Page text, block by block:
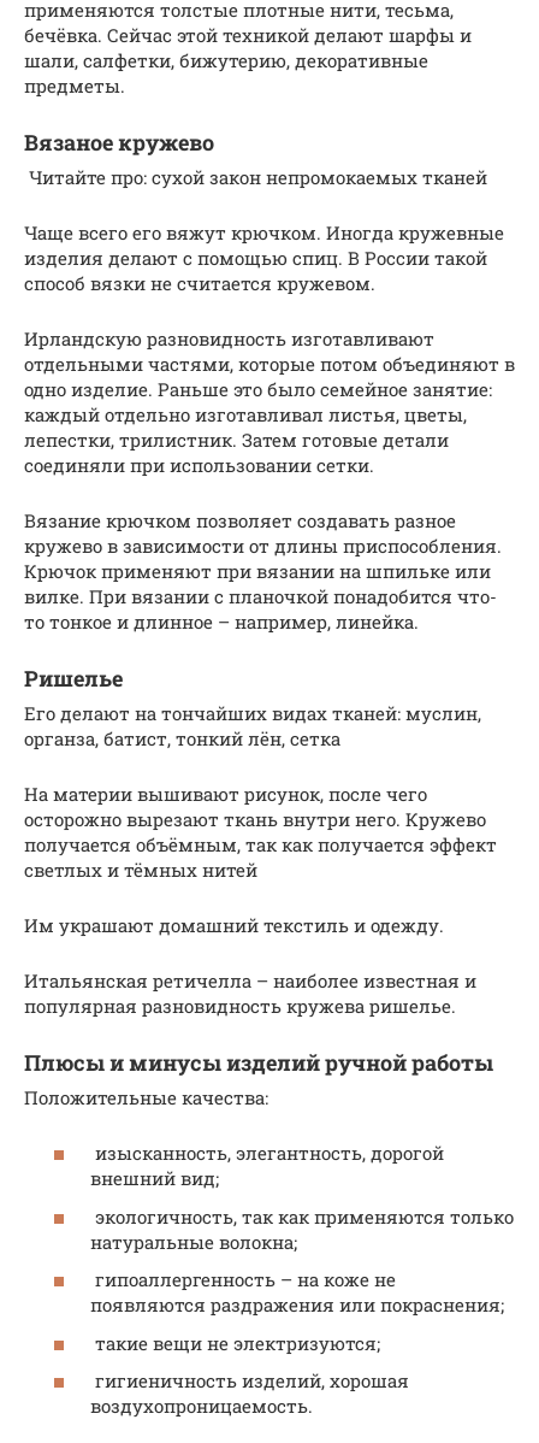
применяются толстые плотные нити, тесьма,
бечёвка. Сейчас этой техникой делают шарфы и
шали, салфетки, бижутерию, декоративные
предметы.
Вязаное кружево
Читайте про: сухой закон непромокаемых тканей
Чаще всего его вяжут крючком. Иногда кружевные
изделия делают с помощью спиц. В России такой
способ вязки не считается кружевом.
Ирландскую разновидность изготавливают
отдельными частями, которые потом объединяют в
одно изделие. Раньше это было семейное занятие:
каждый отдельно изготавливал листья, цветы,
лепестки, трилистник. Затем готовые детали
соединяли при использовании сетки.
Вязание крючком позволяет создавать разное
кружево в зависимости от длины приспособления.
Крючок применяют при вязании на шпильке или
вилке. При вязании с планочкой понадобится что-
то тонкое и длинное – например, линейка.
Ришелье
Его делают на тончайших видах тканей: муслин,
органза, батист, тонкий лён, сетка
На материи вышивают рисунок, после чего
осторожно вырезают ткань внутри него. Кружево
получается объёмным, так как получается эффект
светлых и тёмных нитей
Им украшают домашний текстиль и одежду.
Итальянская ретичелла – наиболее известная и
популярная разновидность кружева ришелье.
Плюсы и минусы изделий ручной работы
Положительные качества:
изысканность, элегантность, дорогой
внешний вид;
экологичность, так как применяются только
натуральные волокна;
гипоаллергенность – на коже не
появляются раздражения или покраснения;
такие вещи не электризуются;
гигиеничность изделий, хорошая
воздухопроницаемость.